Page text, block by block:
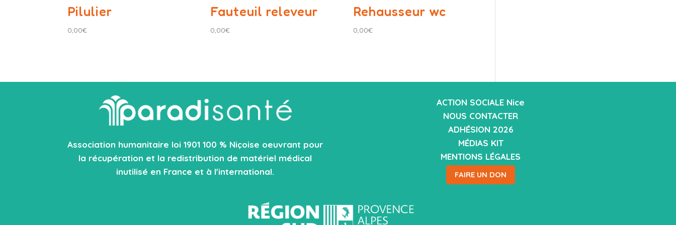
Pilulier
0,00€
Fauteuil releveur
0,00€
Rehausseur wc
0,00€
Association humanitaire loi 1901 100 % Niçoise oeuvrant pour
la récupération et la redistribution de matériel médical
inutilisé en France et à l'international.
ACTION SOCIALE Nice
NOUS CONTACTER
ADHÉSION 2026
MÉDIAS KIT
MENTIONS LÉGALES
FAIRE UN DON